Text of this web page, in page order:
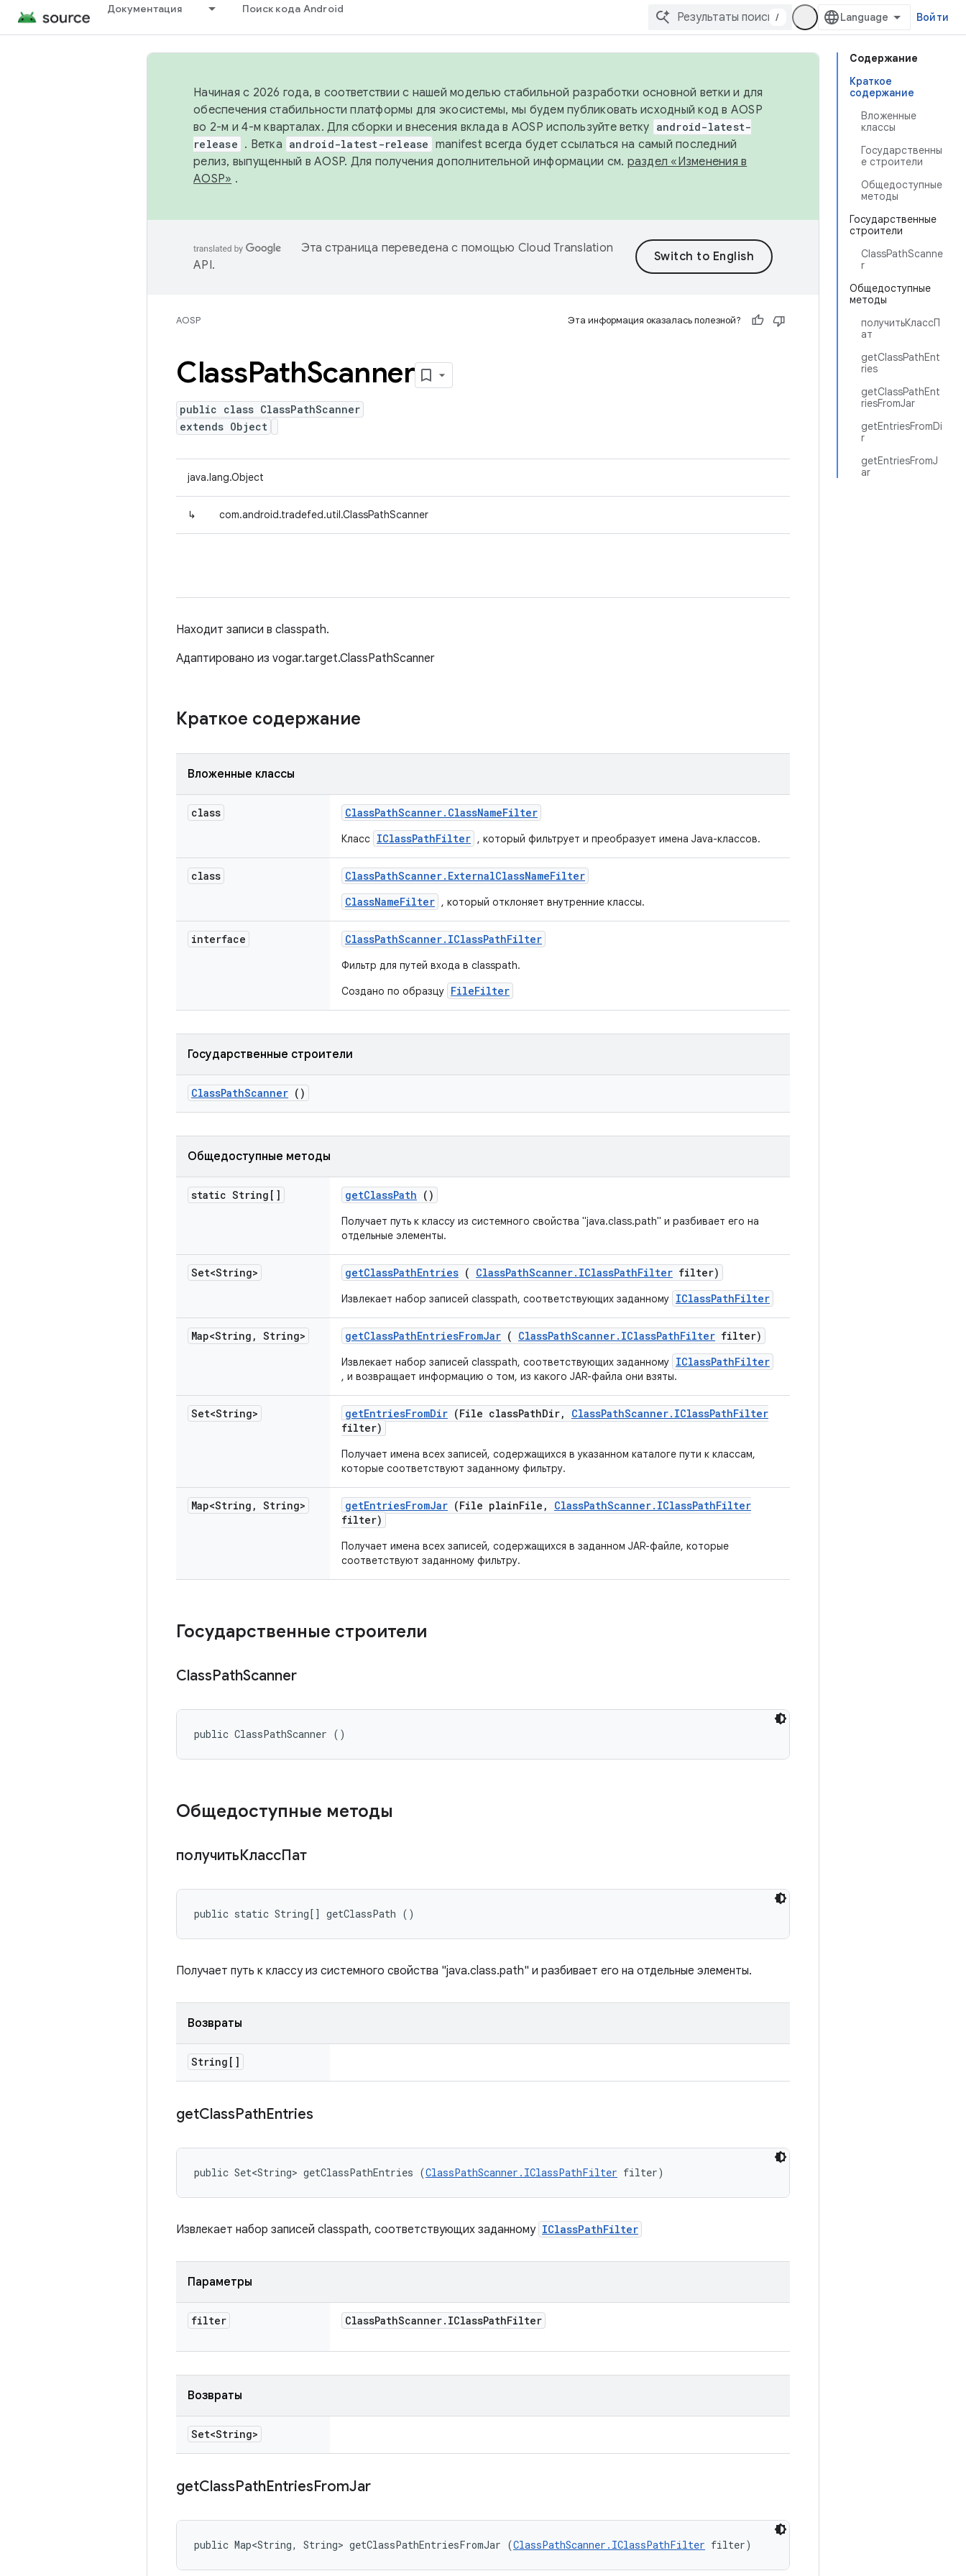
Документация Поиск кода Android
/ Войти
Содержание
Краткое
содержание
Вложенные
классы
Государственны
е строители
Общедоступные
методы
Государственные
строители
ClassPathScanne
r
Общедоступные
методы
получитьКлассП
ат
getClassPathEnt
ries
getClassPathEnt
riesFromJar
getEntriesFromDi
r
getEntriesFromJ
ar
Начиная с 2026 года, в соответствии с нашей моделью стабильной разработки основной ветки и для
обеспечения стабильности платформы для экосистемы, мы будем публиковать исходный код в AOSP
во 2-м и 4-м кварталах. Для сборки и внесения вклада в AOSP используйте ветку android-latest-
release . Ветка android-latest-release manifest всегда будет ссылаться на самый последний
релиз, выпущенный в AOSP. Для получения дополнительной информации см. раздел «Изменения в
AOSP» .
Эта страница переведена с помощью Cloud Translation
API.
AOSP Эта информация оказалась полезной?
ClassPathScanner
public class ClassPathScanner
extends Object
java.lang.Object
↳ com.android.tradefed.util.ClassPathScanner
Находит записи в classpath.
Адаптировано из vogar.target.ClassPathScanner
Краткое содержание
Вложенные классы
class ClassPathScanner. ClassNameFilter
Класс IClassPathFilter , который фильтрует и преобразует имена Java-классов.
class ClassPathScanner. ExternalClassNameFilter
ClassNameFilter , который отклоняет внутренние классы.
interface ClassPathScanner. IClassPathFilter
Фильтр для путей входа в classpath.
Создано по образцу FileFilter
Государственные строители
ClassPathScanner ()
Общедоступные методы
static String[] getClassPath ()
Получает путь к классу из системного свойства "java.class.path" и разбивает его на
отдельные элементы.
Set<String> getClassPathEntries ( ClassPathScanner. IClassPathFilter filter)
Извлекает набор записей classpath, соответствующих заданному IClassPathFilter
Map<String , String> getClassPathEntriesFromJar ( ClassPathScanner. IClassPathFilter filter)
Извлекает набор записей classpath, соответствующих заданному IClassPathFilter
, и возвращает информацию о том, из какого JAR-файла они взяты.
Set<String> getEntriesFromDir (File classPathDir, ClassPathScanner. IClassPathFilter
filter)
Получает имена всех записей, содержащихся в указанном каталоге пути к классам,
которые соответствуют заданному фильтру.
Map<String , String> getEntriesFromJar (File plainFile , ClassPathScanner. IClassPathFilter
filter)
Получает имена всех записей, содержащихся в заданном JAR-файле, которые
соответствуют заданному фильтру.
Государственные строители
ClassPathScanner
public ClassPathScanner ()
Общедоступные методы
получитьКлассПат
public static String[] getClassPath ()
Получает путь к классу из системного свойства "java.class.path" и разбивает его на отдельные элементы.
Возвраты
String[]
getClassPathEntries
public Set<String> getClassPathEntries (ClassPathScanner.IClassPathFilter filter)
Извлекает набор записей classpath, соответствующих заданному IClassPathFilter
Параметры
filter ClassPathScanner. IClassPathFilter
Возвраты
Set<String>
getClassPathEntriesFromJar
public Map<String, String> getClassPathEntriesFromJar (ClassPathScanner.IClassPathFilter filter)